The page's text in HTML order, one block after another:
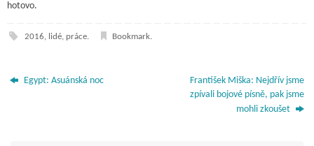
hotovo.
2016, lidé, práce. Bookmark.
Egypt: Asuánská noc
František Miška: Nejdřív jsme
zpívali bojové písně, pak jsme
mohli zkoušet